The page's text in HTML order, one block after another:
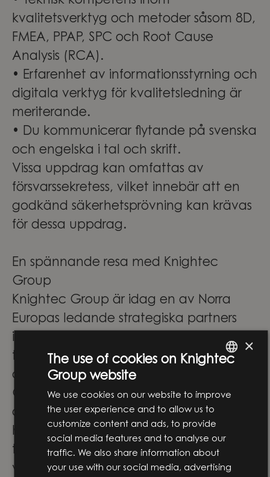
kvalitetsverktyg och metoder såsom 8D,
FMEA, PPAP, SPC och Root Cause
Analysis (RCA).
• Erfarenhet av informationsstyrning och
digitala verktyg för kvalitetsledning är
meriterande.
• Du kommunicerar flytande på svenska
och engelska i tal och skrift.
Vissa uppdrag kan omfattas av
försvarssekretess, vilket innebär att en
godkänd säkerhetsprövning kan krävas
för dessa uppdrag.
En spännande resa med Knightec
Group
Knightec Group är idag en av Norra
Europas ledande strategiska partners
inom produkt- och digital
tjänsteutveckling – hur häftigt är inte
det?
Genom att förena ingenjörskompetens,
digital expertis och affärsförståelse
hjälper vi våra kunder att omvandla ny
teknik till verkliga lösningar som skapar
värde. Vi arbetar i skärningspunkten
SWEDISH
×
The use of cookies on Knightec
Group website
We use cookies on our website to improve
the user experience and to allow us to
customize content and ads, to provide
social media features and to analyse our
traffic. We also share information about
your use with our social media, advertising